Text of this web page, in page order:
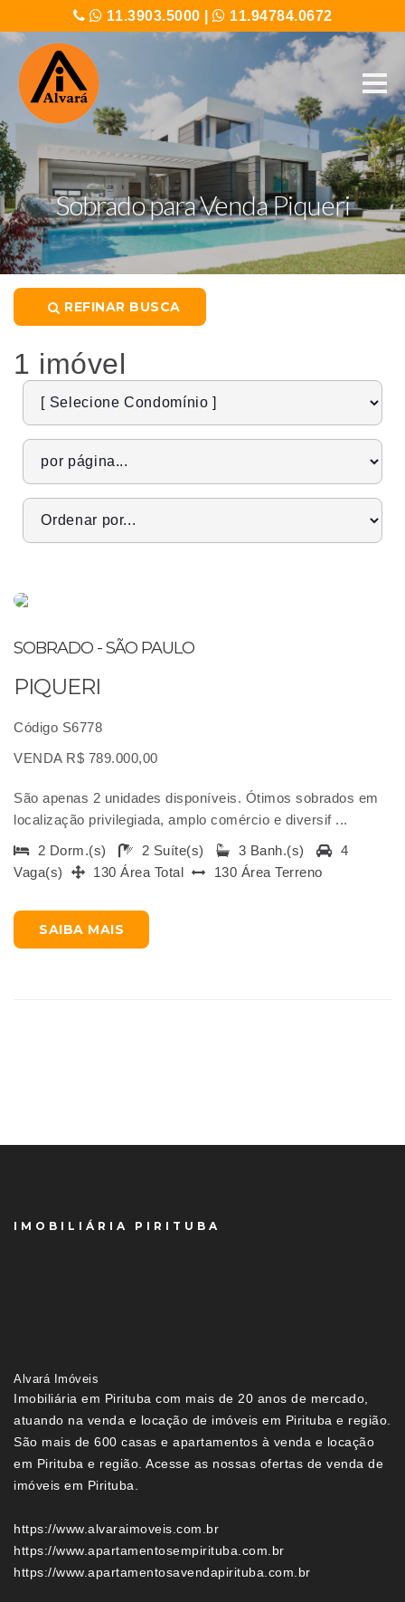
11.3903.5000 11.94784.0672
Sobrado para Venda Piqueri
REFINAR BUSCA
1 imóvel
SOBRADO - SÃO PAULO
PIQUERI
Código S6778
VENDA R$ 789.000,00
São apenas 2 unidades disponíveis. Ótimos sobrados em
localização privilegiada, amplo comércio e diversif ...
2 Dorm.(s)
2 Suíte(s) 3 Banh.(s)
4
Vaga(s)
130 Área Total 130 Área Terreno
SAIBA MAIS
IMOBILIÁRIA PIRITUBA
Alvará Imóveis
Imobiliária em Pirituba com mais de 20 anos de mercado,
atuando na venda e locação de imóveis em Pirituba e região.
São mais de 600 casas e apartamentos à venda e locação
em Pirituba e região. Acesse as nossas ofertas de venda de
imóveis em Pirituba.
https://www.alvaraimoveis.com.br
https://www.apartamentosempirituba.com.br
https://www.apartamentosavendapirituba.com.br